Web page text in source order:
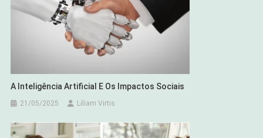
A Inteligência Artificial E Os Impactos Sociais
21/05/2025 Liliam Virtis